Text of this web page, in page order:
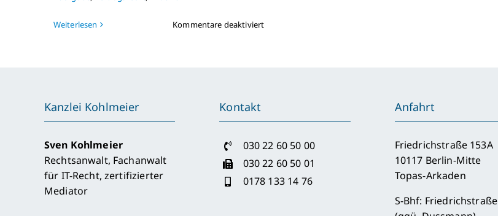
Weiterlesen Kommentare deaktiviertfür
Kanzlei Kohlmeier
Sven Kohlmeier
Rechtsanwalt, Fachanwalt
für IT-Recht, zertifizierter
Mediator
Kontakt
030 22 60 50 00
030 22 60 50 01
0178 133 14 76
Anfahrt
Friedrichstraße 153A
10117 Berlin-Mitte
Topas-Arkaden
S-Bhf: Friedrichstraße